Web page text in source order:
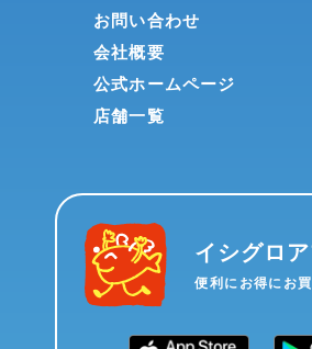
お問い合わせ
会社概要
公式ホームページ
店舗一覧
イシグロア
便利にお得にお買